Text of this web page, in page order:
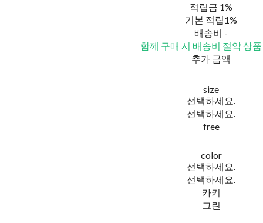
적립금 1%
기본 적립1%
배송비 -
함께 구매 시 배송비 절약 상
추가 금액
size
선택하세요.
선택하세요.
free
color
선택하세요.
선택하세요.
카키
그린